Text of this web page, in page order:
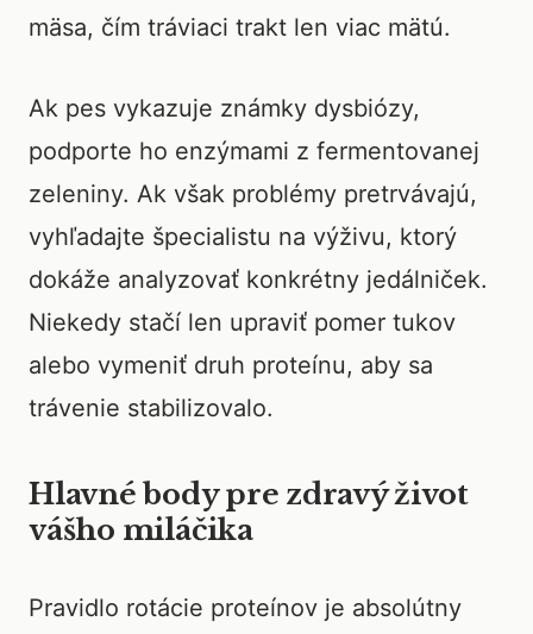
mäsa, čím tráviaci trakt len viac mätú.
Ak pes vykazuje známky dysbiózy,
podporte ho enzýmami z fermentovanej
zeleniny. Ak však problémy pretrvávajú,
vyhľadajte špecialistu na výživu, ktorý
dokáže analyzovať konkrétny jedálniček.
Niekedy stačí len upraviť pomer tukov
alebo vymeniť druh proteínu, aby sa
trávenie stabilizovalo.
Hlavné body pre zdravý život
vášho miláčika
Pravidlo rotácie proteínov je absolútny